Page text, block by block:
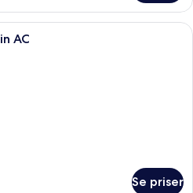
En rustik træhytte med stråtak,
AC
Se priser